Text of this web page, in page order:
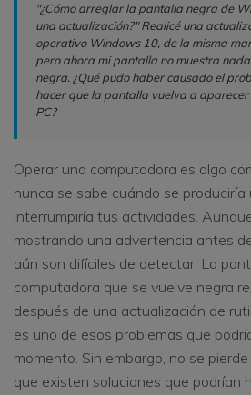
Repairit - Reparar Datos
UBackit - Respaldar Datos
"¿Cómo arreglar la pantalla negra de
una actualización?" Realicé una
operativo Windows 10, de la misma
pero ahora mi pantalla no muestra
negra. ¿Qué pudo haber causado el
hacer que la pantalla vuelva a
PC?
Operar una computadora es algo
nunca se sabe cuándo se
interrumpiría tus actividades.
mostrando una advertencia antes
aún son difíciles de detectar. La
computadora que se vuelve negra
después de una actualización de
es uno de esos problemas que
momento. Sin embargo, no se
que existen soluciones que podrían